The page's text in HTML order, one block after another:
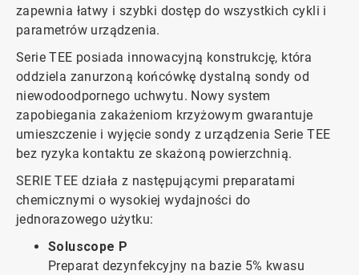
zapewnia łatwy i szybki dostęp do wszystkich cykli i
parametrów urządzenia.
Serie TEE posiada innowacyjną konstrukcję, która
oddziela zanurzoną końcówkę dystalną sondy od
niewodoodpornego uchwytu. Nowy system
zapobiegania zakażeniom krzyżowym gwarantuje
umieszczenie i wyjęcie sondy z urządzenia Serie TEE
bez ryzyka kontaktu ze skażoną powierzchnią.
SERIE TEE działa z następującymi preparatami
chemicznymi o wysokiej wydajności do
jednorazowego użytku:
Soluscope P
Preparat dezynfekcyjny na bazie 5% kwasu